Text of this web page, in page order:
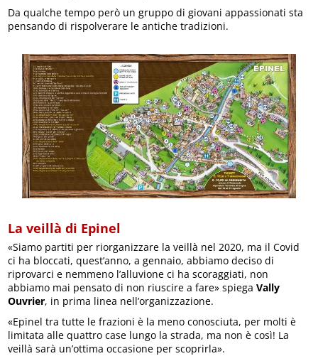
Da qualche tempo però un gruppo di giovani appassionati sta
pensando di rispolverare le antiche tradizioni.
La veillà di Epinel
«Siamo partiti per riorganizzare la veillà nel 2020, ma il Covid
ci ha bloccati, quest’anno, a gennaio, abbiamo deciso di
riprovarci e nemmeno l’alluvione ci ha scoraggiati, non
abbiamo mai pensato di non riuscire a fare» spiegaVally
Ouvrier, in prima linea nell’organizzazione.
«Epinel tra tutte le frazioni è la meno conosciuta, per molti è
limitata alle quattro case lungo la strada, ma non è così! La
veillà sarà un’ottima occasione per scoprirla».